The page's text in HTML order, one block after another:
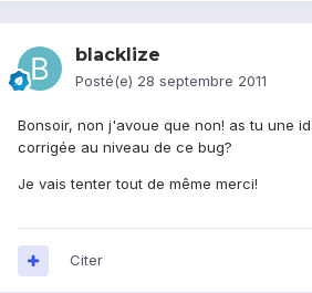
blacklize
Posté(e) 28 septembre 2011
Bonsoir, non j'avoue que non! as tu une
corrigée au niveau de ce bug?
Je vais tenter tout de même merci!
Citer